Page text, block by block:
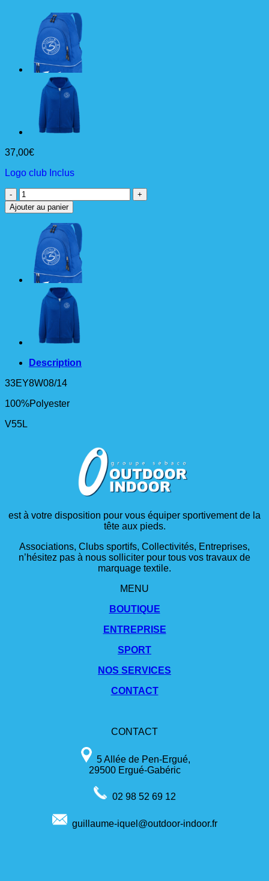
37,00€
Logo club Inclus
quantité
de
SAC
HOLDALL
LARGE
Ajouter au panier
Description
33EY8W08/14
100%Polyester
V55L
est à votre disposition pour vous équiper sportivement de la
tête aux pieds.
Associations, Clubs sportifs, Collectivités, Entreprises,
n’hésitez pas à nous solliciter pour tous vos travaux de
marquage textile.
MENU
BOUTIQUE
ENTREPRISE
SPORT
NOS SERVICES
CONTACT
CONTACT
5 Allée de Pen-Ergué,
29500 Ergué-Gabéric
02 98 52 69 12
guillaume-iquel@outdoor-indoor.fr